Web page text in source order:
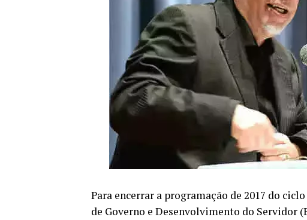
Para encerrar a programação de 2017 do
de Governo e Desenvolvimento do Servidor